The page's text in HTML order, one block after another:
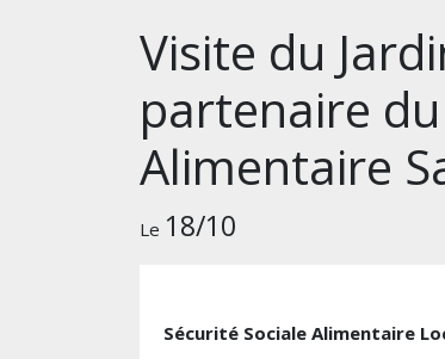
Visite du
partenaire
Alimentaire
Le 18/10
Sécurité Sociale Alimentaire